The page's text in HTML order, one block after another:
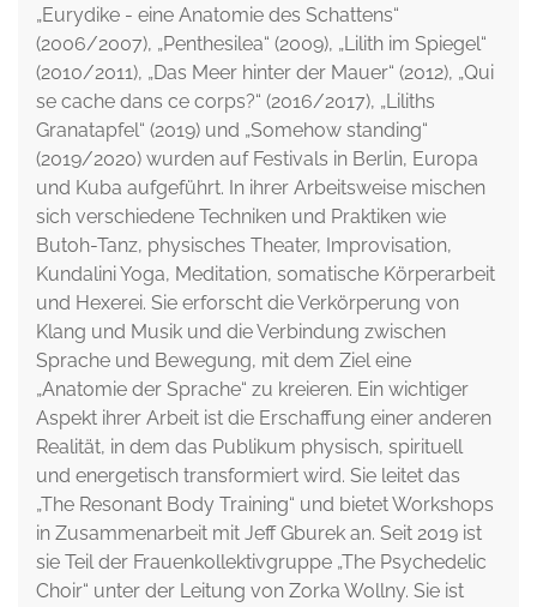
„Eurydike - eine Anatomie des Schattens“
(2006/2007), „Penthesilea“ (2009), „Lilith im Spiegel“
(2010/2011), „Das Meer hinter der Mauer“ (2012), „Qui
se cache dans ce corps?“ (2016/2017), „Liliths
Granatapfel“ (2019) und „Somehow standing“
(2019/2020) wurden auf Festivals in Berlin, Europa
und Kuba aufgeführt. In ihrer Arbeitsweise mischen
sich verschiedene Techniken und Praktiken wie
Butoh-Tanz, physisches Theater, Improvisation,
Kundalini Yoga, Meditation, somatische Körperarbeit
und Hexerei. Sie erforscht die Verkörperung von
Klang und Musik und die Verbindung zwischen
Sprache und Bewegung, mit dem Ziel eine
„Anatomie der Sprache“ zu kreieren. Ein wichtiger
Aspekt ihrer Arbeit ist die Erschaffung einer anderen
Realität, in dem das Publikum physisch, spirituell
und energetisch transformiert wird. Sie leitet das
„The Resonant Body Training“ und bietet Workshops
in Zusammenarbeit mit Jeff Gburek an. Seit 2019 ist
sie Teil der Frauenkollektivgruppe „The Psychedelic
Choir“ unter der Leitung von Zorka Wollny. Sie ist